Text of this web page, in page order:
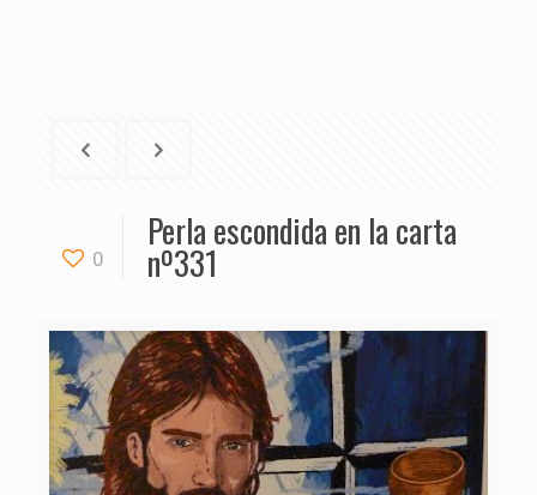
0
Perla escondida en la carta
nº331